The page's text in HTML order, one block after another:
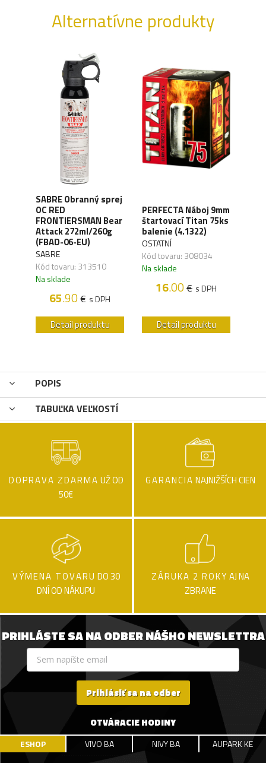
Alternatívne produkty
SABRE Obranný sprej
OC RED
FRONTIERSMAN Bear
Attack 272ml/260g
(FBAD-06-EU)
SABRE
Kód tovaru: 313510
Na sklade
65.90€ s DPH
Detail produktu
PERFECTA Náboj 9mm
štartovací Titan 75ks
balenie (4.1322)
OSTATNÍ
Kód tovaru: 308034
Na sklade
16.00€ s DPH
Detail produktu
POPIS
TABUĽKA VEĽKOSTÍ
DOPRAVA ZDARMA UŽ OD
50€
GARANCIA NAJNIŽŠÍCH CIEN
VÝMENA TOVARU DO 30
DNÍ OD NÁKUPU
ZÁRUKA 2 ROKY AJ NA
ZBRANE
PRIHLÁSTE SA NA ODBER NÁŠHO NEWSLETTRA
Prihlásiť sa na odber
OTVÁRACIE HODINY
ESHOP VIVO BA NIVY BA AUPARK KE